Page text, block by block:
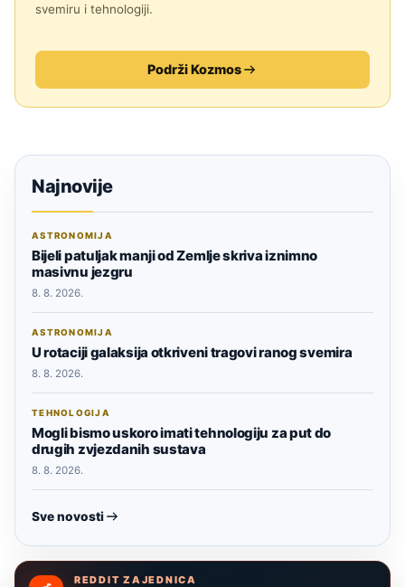
svemiru i tehnologiji.
Podrži Kozmos
Najnovije
ASTRONOMIJA
Bijeli patuljak manji od Zemlje skriva iznimno
masivnu jezgru
8. 8. 2026.
ASTRONOMIJA
U rotaciji galaksija otkriveni tragovi ranog svemira
8. 8. 2026.
TEHNOLOGIJA
Mogli bismo uskoro imati tehnologiju za put do
drugih zvjezdanih sustava
8. 8. 2026.
Sve novosti
REDDIT ZAJEDNICA